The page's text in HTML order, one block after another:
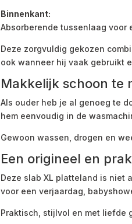
Binnenkant:
Absorberende tussenlaag voor
Deze zorgvuldig gekozen
ook wanneer hij vaak gebruikt
Makkelijk schoon te
Als ouder heb je al genoeg te
hem eenvoudig in de
Gewoon wassen, drogen en
Een origineel en
Deze slab XL platteland is niet
voor een verjaardag,
Praktisch, stijlvol en met liefde